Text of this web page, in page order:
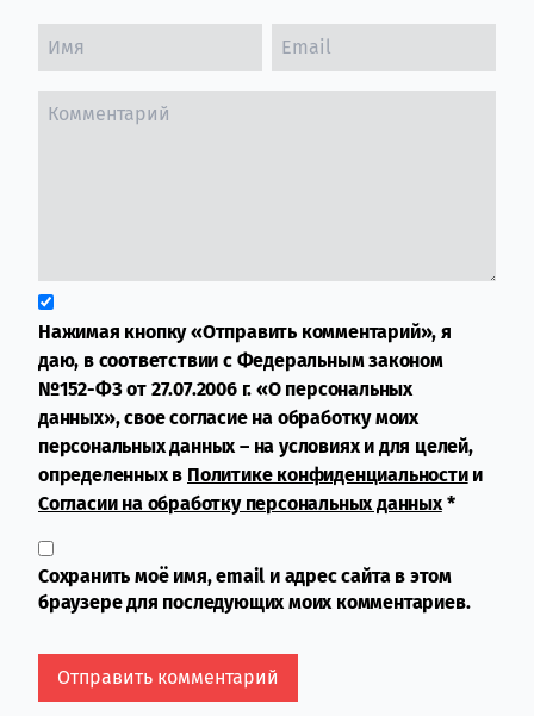
Нажимая кнопку «Отправить комментарий», я
даю, в соответствии с Федеральным законом
№152-ФЗ от 27.07.2006 г. «О персональных
данных», свое согласие на обработку моих
персональных данных – на условиях и для целей,
определенных в Политике конфиденциальностии
Согласии на обработку персональных данных*
Сохранить моё имя, email и адрес сайта в этом
браузере для последующих моих комментариев.